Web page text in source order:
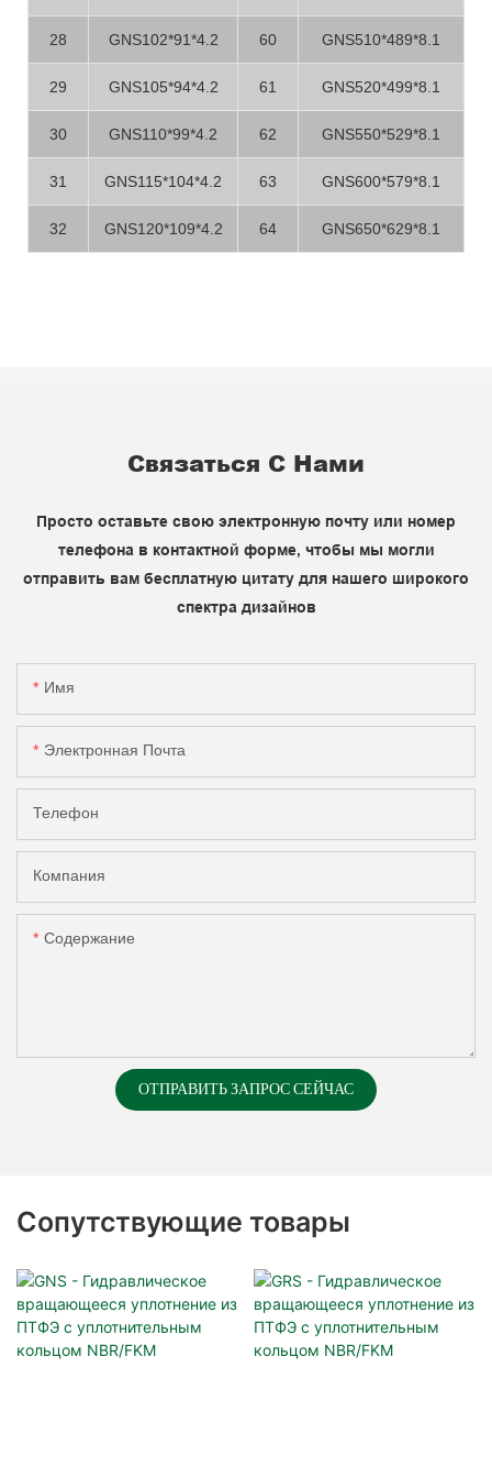
28 GNS102*91*4.2 60 GNS510*489*8.1
29 GNS105*94*4.2 61 GNS520*499*8.1
30 GNS110*99*4.2 62 GNS550*529*8.1
31 GNS115*104*4.2 63 GNS600*579*8.1
32 GNS120*109*4.2 64 GNS650*629*8.1
Связаться С Нами
Просто оставьте свою электронную почту или номер
телефона в контактной форме, чтобы мы могли
отправить вам бесплатную цитату для нашего широкого
спектра дизайнов
Имя
Электронная Почта
Телефон
Компания
Содержание
ОТПРАВИТЬ ЗАПРОС СЕЙЧАС
Сопутствующие товары